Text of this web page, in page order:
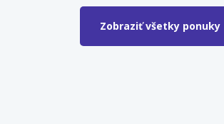
Zobraziť všetky ponuky